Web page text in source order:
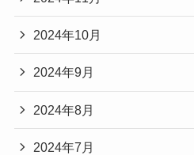
2024年10月
2024年9月
2024年8月
2024年7月